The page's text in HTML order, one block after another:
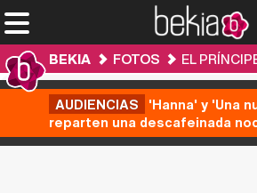
BEKIA FOTOS EL
AUDIENCIAS 'Hanna' y 'Una
reparten una descafeinada